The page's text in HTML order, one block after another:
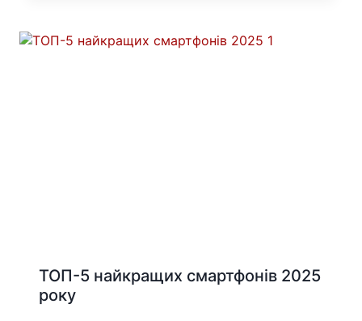
ТОП-5 найкращих смартфонів 2025
року